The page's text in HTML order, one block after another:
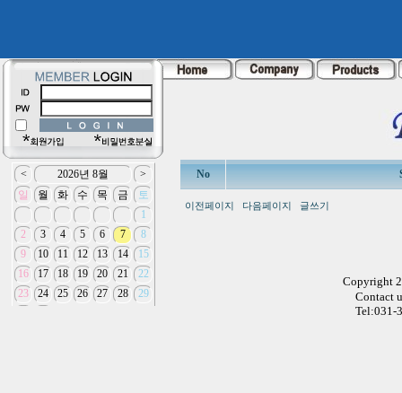
No
이전페이지 다음페이지 글쓰기
Copyright
Contact
Tel:031-